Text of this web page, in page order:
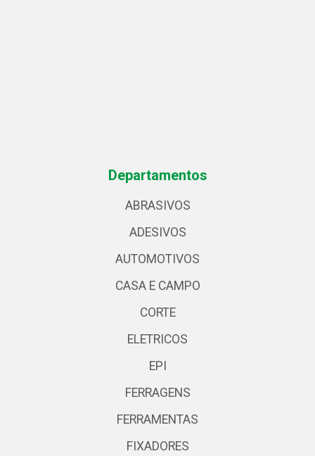
Departamentos
ABRASIVOS
ADESIVOS
AUTOMOTIVOS
CASA E CAMPO
CORTE
ELETRICOS
EPI
FERRAGENS
FERRAMENTAS
FIXADORES